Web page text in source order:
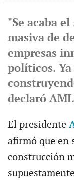
"Se acaba
masiva de
empresas
políticos.
declaró
El presidente
afirmó que en
construcción